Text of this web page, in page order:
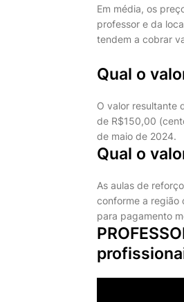
Em média, os
professor e da
tendem a cobrar
Qual o
O valor resultante
de R$150,00
de maio de 2024.
Qual o
As aulas de
conforme a região
para pagamento